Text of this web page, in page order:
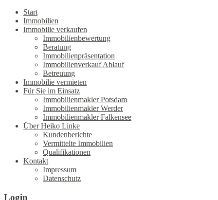
Start
Immobilien
Immobilie verkaufen
Immobilienbewertung
Beratung
Immobilienpräsentation
Immobilienverkauf Ablauf
Betreuung
Immobilie vermieten
Für Sie im Einsatz
Immobilienmakler Potsdam
Immobilienmakler Werder
Immobilienmakler Falkensee
Über Heiko Linke
Kundenberichte
Vermittelte Immobilien
Qualifikationen
Kontakt
Impressum
Datenschutz
Login